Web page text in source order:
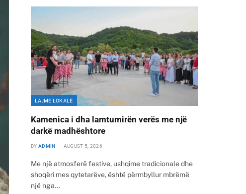
LAJME LOKALE
Kamenica i dha lamtumirën verës me një
darkë madhështore
BY ADMIN AUGUST 5, 2026
Me një atmosferë festive, ushqime tradicionale dhe
shoqëri mes qytetarëve, është përmbyllur mbrëmë
një nga…